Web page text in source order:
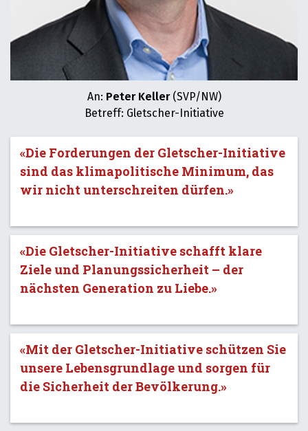
An: Peter Keller(SVP/NW)
Betreff: Gletscher-Initiative
«Die Forderungen der Gletscher-Initiative
sind das klimapolitische Minimum, das
wir nicht unterschreiten dürfen.»
«Die Gletscher-Initiative schafft klare
Ziele und Planungssicherheit – der
nächsten Generation zu Liebe.»
«Mit der Gletscher-Initiative schützen Sie
unsere Lebensgrundlage und sorgen für
die Sicherheit der Bevölkerung.»